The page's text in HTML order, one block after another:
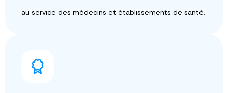
au service des médecins et établissements de santé.